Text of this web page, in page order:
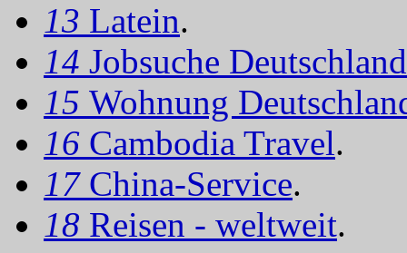
13 Latein.
14 Jobsuche Deutschland
15 Wohnung
16 Cambodia Travel.
17 China-Service.
18 Reisen - weltweit.